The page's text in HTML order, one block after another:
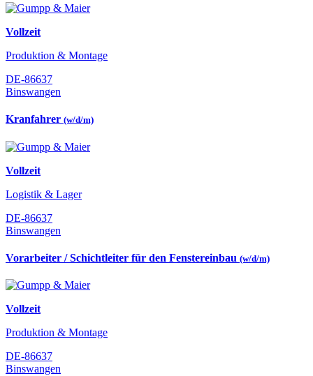
Vollzeit
Produktion & Montage
DE-86637
Binswangen
Kranfahrer (w/d/m)
Vollzeit
Logistik & Lager
DE-86637
Binswangen
Vorarbeiter / Schichtleiter für den Fenstereinbau (w/d/m)
Vollzeit
Produktion & Montage
DE-86637
Binswangen